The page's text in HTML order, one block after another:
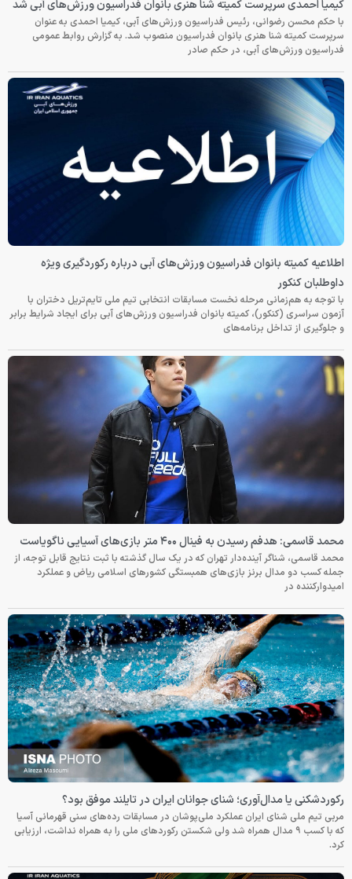
کیمیا احمدی سرپرست کمیته شنا هنری بانوان فدراسیون ورزش‌های آبی شد
با حکم محسن رضوانی، رئیس فدراسیون ورزش‌های آبی، کیمیا احمدی به عنوان
سرپرست کمیته شنا هنری بانوان فدراسیون منصوب شد. به گزارش روابط عمومی
فدراسیون ورزش‌های آبی، در حکم صادر
اطلاعیه کمیته بانوان فدراسیون ورزش‌های آبی درباره رکوردگیری ویژه
داوطلبان کنکور
با توجه به هم‌زمانی مرحله نخست مسابقات انتخابی تیم ملی تایم‌تریل دختران با
آزمون سراسری (کنکور)، کمیته بانوان فدراسیون ورزش‌های آبی برای ایجاد شرایط برابر
و جلوگیری از تداخل برنامه‌های
محمد قاسمی: هدفم رسیدن به فینال ۴۰۰ متر بازی‌های آسیایی ناگویاست
محمد قاسمی، شناگر آینده‌دار تهران که در یک سال گذشته با ثبت نتایج قابل توجه، از
جمله کسب دو مدال برنز بازی‌های همبستگی کشورهای اسلامی ریاض و عملکرد
امیدوارکننده در
رکوردشکنی یا مدال‌آوری؛ شنای جوانان ایران در تایلند موفق بود؟
مربی تیم ملی شنای ایران عملکرد ملی‌پوشان در مسابقات رده‌های سنی قهرمانی آسیا
که با کسب ۹ مدال همراه شد ولی شکستن رکوردهای ملی را به همراه نداشت، ارزیابی
کرد.